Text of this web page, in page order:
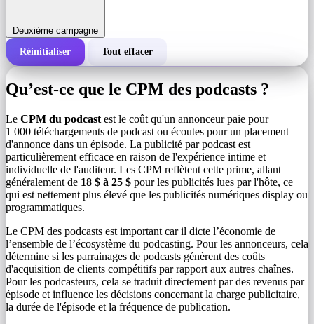
Deuxième campagne
Coût total d'une campagne
Nombre d'impressions
Réinitialiser Tout effacer
Qu’est-ce que le CPM des podcasts ?
Le CPM du podcast est le coût qu'un annonceur paie pour
1 000 téléchargements de podcast ou écoutes pour un placement
d'annonce dans un épisode. La publicité par podcast est
particulièrement efficace en raison de l'expérience intime et
individuelle de l'auditeur. Les CPM reflètent cette prime, allant
généralement de 18 $ à 25 $ pour les publicités lues par l'hôte, ce
qui est nettement plus élevé que les publicités numériques display ou
programmatiques.
Le CPM des podcasts est important car il dicte l’économie de
l’ensemble de l’écosystème du podcasting. Pour les annonceurs, cela
détermine si les parrainages de podcasts génèrent des coûts
d'acquisition de clients compétitifs par rapport aux autres chaînes.
Pour les podcasteurs, cela se traduit directement par des revenus par
épisode et influence les décisions concernant la charge publicitaire,
la durée de l'épisode et la fréquence de publication.